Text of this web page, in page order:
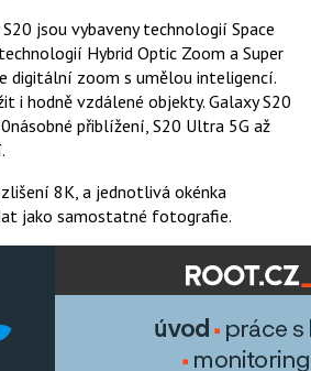
jsou vybaveny technologií Space
Hybrid Optic Zoom a Super
digitální zoom s umělou inteligencí.
i hodně vzdálené objekty. Galaxy S20
přiblížení, S20 Ultra 5G až
8K, a jednotlivá okénka
jako samostatné fotografie.